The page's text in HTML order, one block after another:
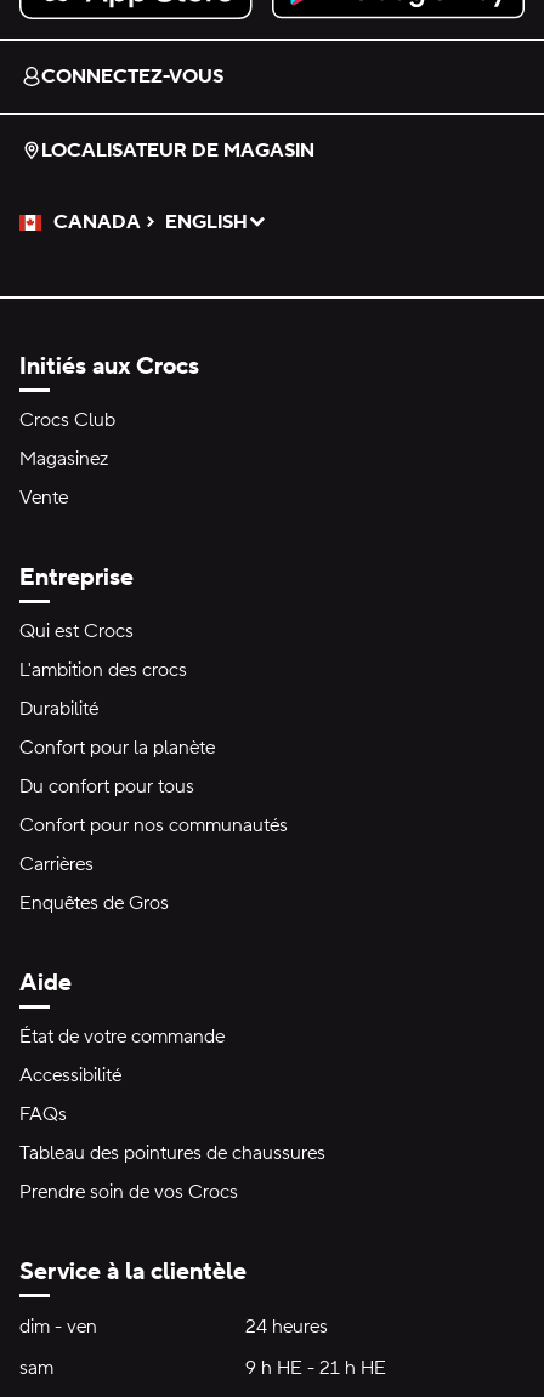
Download on the App Store.
Get it on Google Play.
CONNECTEZ-VOUS
LOCALISATEUR DE MAGASIN
CANADA
Veuillez sélectionner une langue
ENGLISH
Sélectionné
Initiés aux Crocs
Crocs Club
Magasinez
Vente
Entreprise
Qui est Crocs
L'ambition des crocs
Durabilité
Confort pour la planète
Du confort pour tous
Confort pour nos communautés
Carrières
Enquêtes de Gros
Aide
État de votre commande
Accessibilité
FAQs
Tableau des pointures de chaussures
Prendre soin de vos Crocs
Service à la clientèle
Heures d'ouverture:
dim - ven dimanche à vendredi24 heures24 heures
sam
9 h HE - 21 h HE9 h HE - 21 h HE